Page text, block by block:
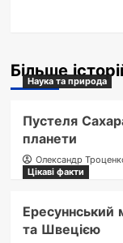
Більше
Наука та природа
Пустеля
планети
Олександр
Цікаві факти
Ересуннський
та Швецією